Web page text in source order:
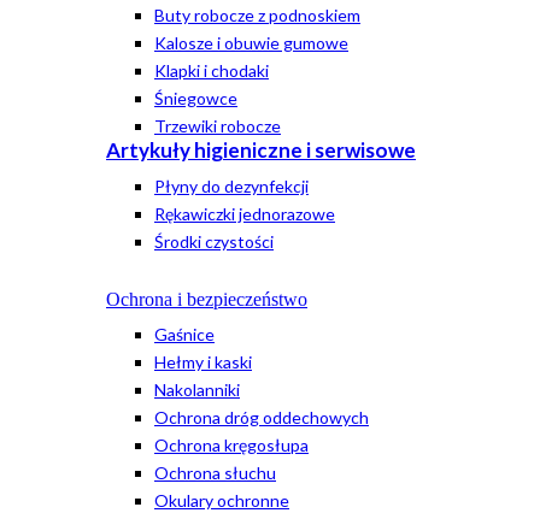
Buty robocze z podnoskiem
Kalosze i obuwie gumowe
Klapki i chodaki
Śniegowce
Trzewiki robocze
Artykuły higieniczne i serwisowe
Płyny do dezynfekcji
Rękawiczki jednorazowe
Środki czystości
Ochrona i bezpieczeństwo
Gaśnice
Hełmy i kaski
Nakolanniki
Ochrona dróg oddechowych
Ochrona kręgosłupa
Ochrona słuchu
Okulary ochronne